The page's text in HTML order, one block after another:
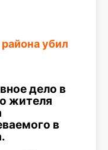
убил
дело в
жителя
в